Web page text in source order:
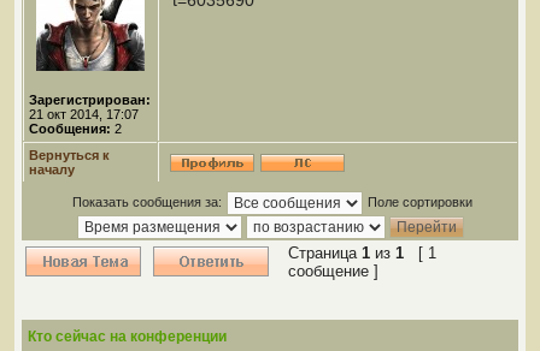
Зарегистрирован:
21 окт 2014, 17:07
Сообщения: 2
Вернуться к
началу
Показать сообщения за: Поле сортировки
Страница 1 из 1 [ 1
сообщение ]
Кто сейчас на конференции